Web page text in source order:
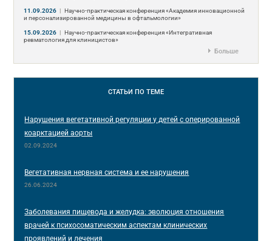
11.09.2026 | Научно-практическая конференция «Академия инновационной
и персонализированной медицины в офтальмологии»
15.09.2026 | Научно-практическая конференция «Интегративная
ревматология для клиницистов»
Больше
СТАТЬИ ПО ТЕМЕ
Нарушения вегетативной регуляции у детей с оперированной
коарктацией аорты
02.09.2024
Вегетативная нервная система и ее нарушения
26.06.2024
Заболевания пищевода и желудка: эволюция отношения
врачей к психосоматическим аспектам клинических
проявлений и лечения